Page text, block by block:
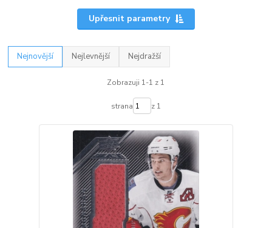
Upřesnit parametry
Nejnovější Nejlevnější Nejdražší
Zobrazuji 1-1 z 1
strana z 1